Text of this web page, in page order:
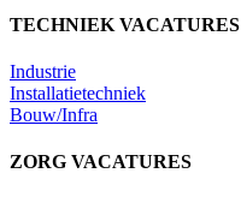
TECHNIEK VACATURES
Industrie
Installatietechniek
Bouw/Infra
ZORG VACATURES